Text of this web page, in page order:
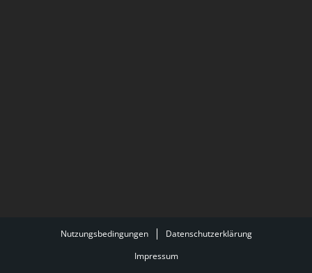
Nutzungsbedingungen
Datenschutzerklärung
Impressum